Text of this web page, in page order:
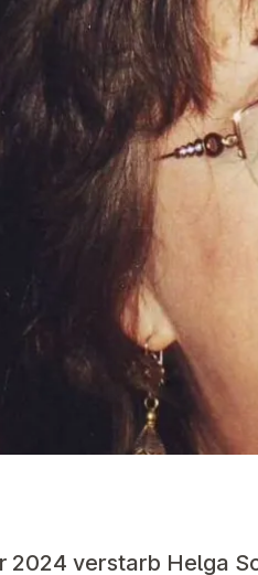
2024 verstarb Helga